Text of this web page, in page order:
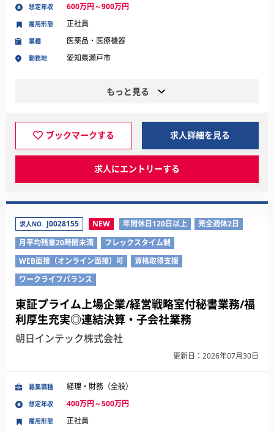
想定年収 600万円～900万円
業種 医薬品・医療機器
勤務地 愛知県瀬戸市
雇用形態 正社員
もっと見る
ブックマークする 求人詳細を見る
求人にエントリーする
求人NO. J0028155 NEW 年間休日120日以上
完全週休2日
月平均残業20時間未満
フレックスタイム制
WEB面接（オンライン面接）可
資格取得支援
ワークライフバランス
東証プライム上場企業/経営戦略室付秘書業務/福
利厚生充実◎連結決算・子会社業務
朝日インテック株式会社
更新日：2026年07月30日
募集職種 経理・財務（全般）
想定年収 400万円～500万円
雇用形態 正社員